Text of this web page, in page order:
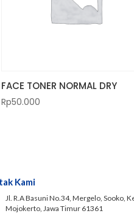
FACE TONER NORMAL DRY
Rp50.000
Kami
Jl. R.A Basuni No.34, Mergelo, Sooko,
Mojokerto, Jawa Timur 61361